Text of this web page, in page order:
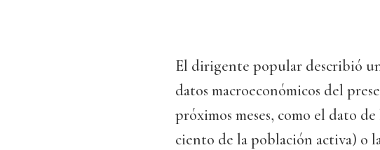
El dirigente popular describió
datos macroeconómicos del
próximos meses, como el dato
ciento de la población activa) o